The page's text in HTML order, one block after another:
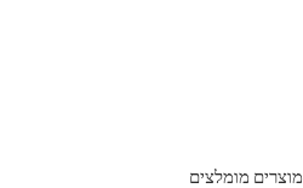
מוצרים מומלצים